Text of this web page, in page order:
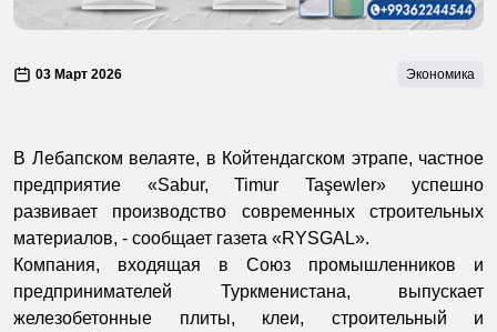
03 Март 2026 Экономика
В Лебапском велаяте, в Койтендагском этрапе, частное
предприятие «Sabur, Timur Taşewler» успешно
развивает производство современных строительных
материалов, - сообщает газета «RYSGAL».
Компания, входящая в Союз промышленников и
предпринимателей Туркменистана, выпускает
железобетонные плиты, клеи, строительный и